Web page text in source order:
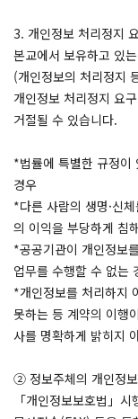
3. 개인정보 처리정지
본교에서 보유하고 있
(개인정보의 처리정지
개인정보 처리정지 요
거절될 수 있습니다.
*법률에 특별한 규정이
경우
*다른 사람의 생명·신
의 이익을 부당하게 침
*공공기관이 개인정보
업무를 수행할 수 없는
*개인정보를 처리하지
못하는 등 계약의 이행
사를 명확하게 밝히지
② 정보주체의 개인정
「개인정보보호법」